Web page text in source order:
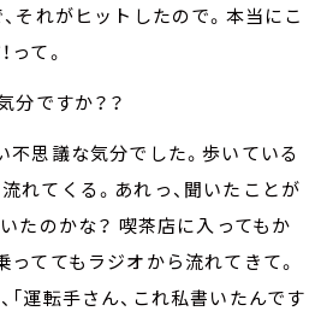
それがヒットしたので。本当にこ
て。
分ですか？？
不思議な気分でした。歩いている
れてくる。あれっ、聞いたことが
たのかな？ 喫茶店に入ってもか
っててもラジオから流れてきて。
「運転手さん、これ私書いたんです